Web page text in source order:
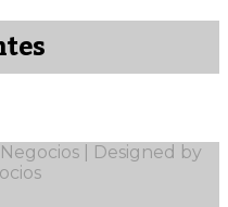
| Designed by